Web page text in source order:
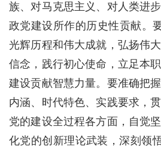
族、对马克思主义、对人类进
政党建设所作的历史性贡献。
光辉历程和伟大成就，弘扬伟
信念，践行初心使命，立足本
建设贡献智慧力量。要准确把
内涵、时代特色、实践要求，
党的建设全过程各方面，自觉
化党的创新理论武装，深刻领